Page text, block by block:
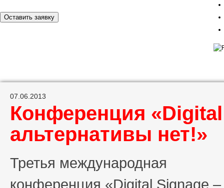
Оставить заявку
07.06.2013
Конференция
альтернативы нет!»
Третья международная
конференция «Digital Signage –